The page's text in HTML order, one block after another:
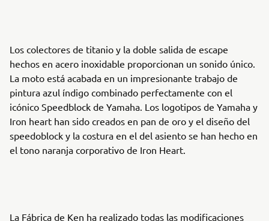
Los colectores de titanio y la doble salida de escape
hechos en acero inoxidable proporcionan un sonido único.
La moto está acabada en un impresionante trabajo de
pintura azul índigo combinado perfectamente con el
icónico Speedblock de Yamaha. Los logotipos de Yamaha y
Iron heart han sido creados en pan de oro y el diseño del
speedoblock y la costura en el del asiento se han hecho en
el tono naranja corporativo de Iron Heart.
La Fábrica de Ken ha realizado todas las modificaciones